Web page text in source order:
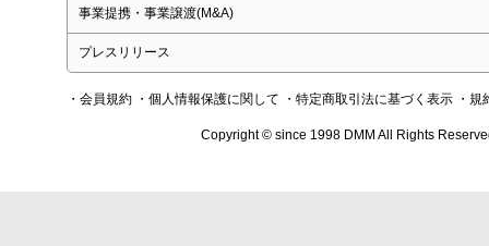
事業提携・事業譲渡(M&A)
プレスリリース
・会員規約 ・個人情報保護に関して ・特定商取引法に基づく表示 ・規
Copyright © since 1998 DMM All Rights